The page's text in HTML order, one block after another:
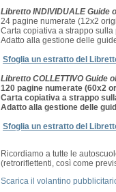
Libretto INDIVIDUALE Guide
24 pagine numerate (12x2
Carta copiativa a strappo
Adatto alla gestione delle
Sfoglia un estratto del
Libretto COLLETTIVO Guide
120 pagine numerate (60x2
Carta copiativa a strappo
Adatto alla gestione delle
Sfoglia un estratto del
Ricordiamo a tutte le
(retroriflettenti, così come
Scarica il volantino